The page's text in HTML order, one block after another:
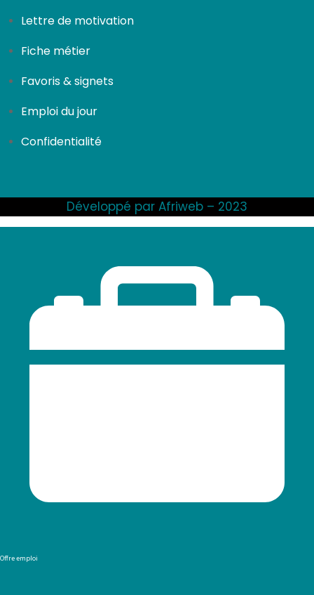
Lettre de motivation
Fiche métier
Favoris & signets
Emploi du jour
Confidentialité
Développé par Afriweb – 2023
Offre emploi